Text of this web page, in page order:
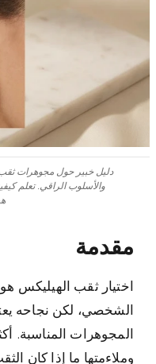
دليل خبير حول مجوهرات ثقب
والأسلوب الراقي. تعلم
مقدمة
اختيار ثقب الهيليكس
الشخصي، لكن نجاحه
المجوهرات المناسبة.
وملاءمتها ما إذا كان